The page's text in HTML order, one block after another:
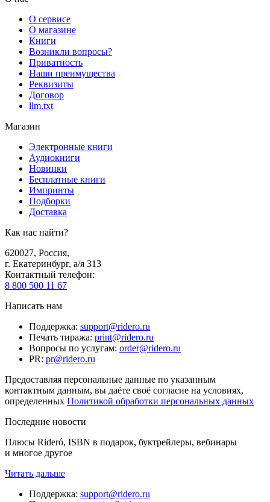
О сервисе
О магазине
Книги
Возникли вопросы?
Приватность
Наши преимущества
Реквизиты
Договор
llm.txt
Магазин
Электронные книги
Аудиокниги
Новинки
Бесплатные книги
Импринты
Подборки
Доставка
Как нас найти?
620027, Россия,
г. Екатеринбург, а/я 313
Контактный телефон:
8 800 500 11 67
Написать нам
Поддержка: support@ridero.ru
Печать тиража: print@ridero.ru
Вопросы по услугам: order@ridero.ru
PR: pr@ridero.ru
Предоставляя персональные данные по указанным
контактным данным, вы даёте своё согласие на условиях,
определенных Политикой обработки персональных данных
Последние новости
Плюсы Rideró, ISBN в подарок, буктрейлеры, вебинары
и многое другое
Читать дальше
Поддержка: support@ridero.ru